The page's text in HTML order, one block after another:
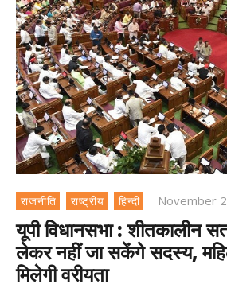
राजनीति राष्ट्रीय हिन्दी November
यूपी विधानसभा : शीतकालीन
लेकर नहीं जा सकेंगे सदस्य,
मिलेगी वरीयता